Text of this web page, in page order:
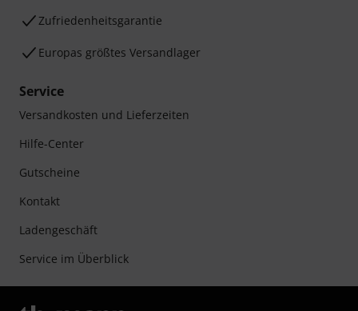
Zufriedenheitsgarantie
Europas größtes Versandlager
Service
Versandkosten und Lieferzeiten
Hilfe-Center
Gutscheine
Kontakt
Ladengeschäft
Service im Überblick